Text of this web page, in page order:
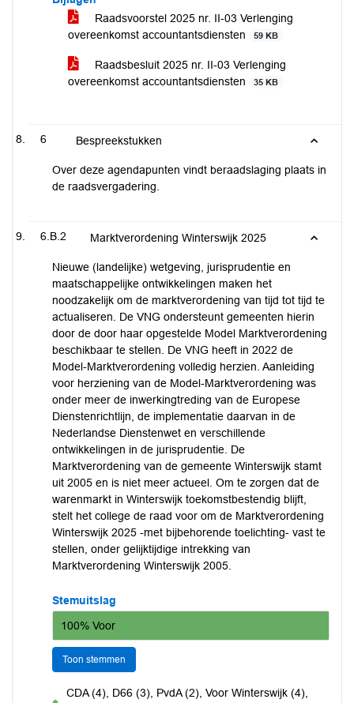
Raadsvoorstel 2025 nr. II-03 Verlenging
overeenkomst accountantsdiensten
59 KB
Raadsbesluit 2025 nr. II-03 Verlenging
overeenkomst accountantsdiensten
35 KB
6 Bespreekstukken
Over deze agendapunten vindt beraadslaging plaats in
de raadsvergadering.
6.B.2 Marktverordening Winterswijk 2025
Nieuwe (landelijke) wetgeving, jurisprudentie en
maatschappelijke ontwikkelingen maken het
noodzakelijk om de marktverordening van tijd tot tijd te
actualiseren. De VNG ondersteunt gemeenten hierin
door de door haar opgestelde Model Marktverordening
beschikbaar te stellen. De VNG heeft in 2022 de
Model-Marktverordening volledig herzien. Aanleiding
voor herziening van de Model-Marktverordening was
onder meer de inwerkingtreding van de Europese
Dienstenrichtlijn, de implementatie daarvan in de
Nederlandse Dienstenwet en verschillende
ontwikkelingen in de jurisprudentie. De
Marktverordening van de gemeente Winterswijk stamt
uit 2005 en is niet meer actueel. Om te zorgen dat de
warenmarkt in Winterswijk toekomstbestendig blijft,
stelt het college de raad voor om de Marktverordening
Winterswijk 2025 -met bijbehorende toelichting- vast te
stellen, onder gelijktijdige intrekking van
Marktverordening Winterswijk 2005.
Stemuitslag
100% Voor
Toon stemmen
CDA (4), D66 (3), PvdA (2), Voor Winterswijk (4),